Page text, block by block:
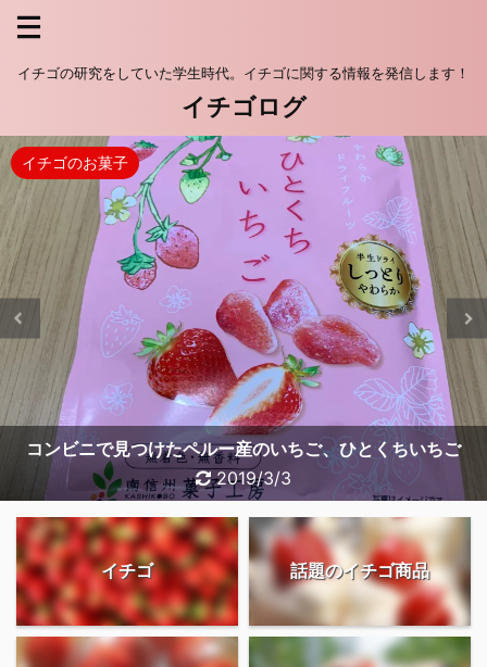
イチゴの研究をしていた学生時代。イチゴに関する情報を発信します！
イチゴログ
栽培・育成
イチゴのハダニ類でお困りの方｜アリスタ製品のご紹介
2020/1/21
イチゴのお菓子
ゴロゴロ苺がたまらない！スタバ新作ストロベリーベリー
マッチフラペチーノレッド
2019/4/18
イチゴのお菓子
コンビニで見つけたペルー産のいちご、ひとくちいちご
2019/3/3
イチゴのお菓子
【最新】都内で販売されているイチゴの品種と値段2021
2021/1/27
イチゴの食べ方
キシリトールが豊富なイチゴでむし歯予防！
2019/2/7
イチゴ
イチゴの一般的な価格相場はこれだ！
2020/3/15
イチゴのお菓子
栃木県産の三ツ星いちごのグミの秘密
2019/2/5
イチゴ イチゴ栽培 栽培・育成
イチゴの促成栽培の時期
2018/11/16
イチゴ イチゴ栽培 栽培・育成
作業効率向上！イチゴの高設栽培
2018/11/16
イチゴのお菓子
おススメのイチゴスイーツ！
2018/11/16
イチゴ 話題のイチゴ商品